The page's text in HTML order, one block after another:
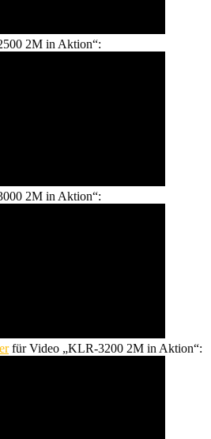
2M in Aktion“:
2M in Aktion“:
für Video „KLR-3200 2M in Aktion“: